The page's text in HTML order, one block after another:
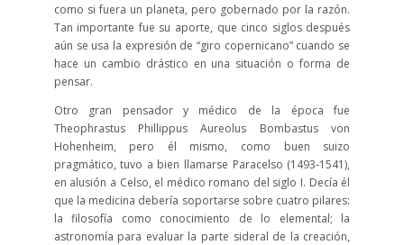
como si fuera un planeta, pero gobernado por la razón.
Tan importante fue su aporte, que cinco siglos después
aún se usa la expresión de “giro copernicano” cuando se
hace un cambio drástico en una situación o forma de
pensar.
Otro gran pensador y médico de la época fue
Theophrastus Phillippus Aureolus Bombastus von
Hohenheim, pero él mismo, como buen suizo
pragmático, tuvo a bien llamarse Paracelso (1493-1541),
en alusión a Celso, el médico romano del siglo I. Decía él
que la medicina debería soportarse sobre cuatro pilares:
la filosofía como conocimiento de lo elemental; la
astronomía para evaluar la parte sideral de la creación,